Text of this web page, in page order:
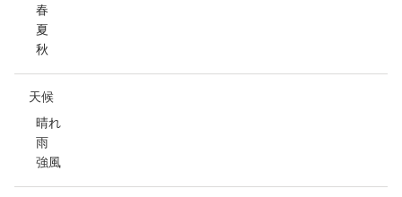
春
夏
秋
天候
晴れ
雨
強風